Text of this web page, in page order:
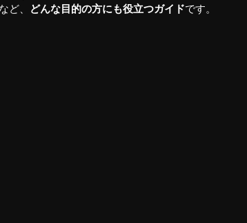
ど、
どんな目的の方にも役立つガイドです。